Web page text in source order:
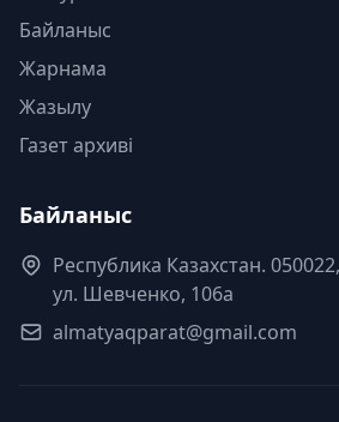
Байланыс
Жарнама
Жазылу
Газет архиві
Байланыс
Республика Казахстан.
ул. Шевченко, 106а
almatyaqparat@gmail.com